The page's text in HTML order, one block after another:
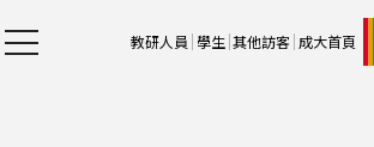
教研人員 學生 其他訪客 成大首頁